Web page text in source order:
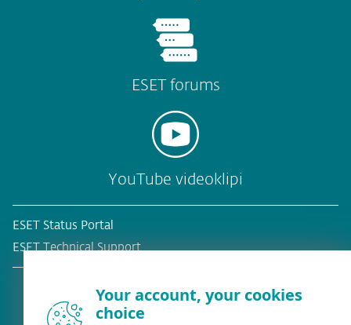
ESET forums
YouTube videoklipi
ESET Status Portal
ESET Technical Support
Your account, your cookies
choice